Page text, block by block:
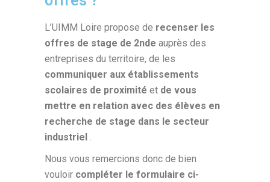
L’UIMM Loire propose de recenser les
offres de stage de 2nde auprès des
entreprises du territoire, de les
communiquer aux établissements
scolaires de proximité et de vous
mettre en relation avec des élèves en
recherche de stage dans le secteur
industriel .
Nous vous remercions donc de bien
vouloir compléter le formulaire ci-